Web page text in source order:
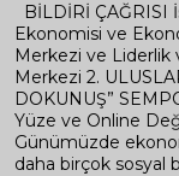
BİLDİRİ ÇAĞRISI
Ekonomisi ve
Merkezi ve Liderlik
Merkezi 2.
DOKUNUŞ”
Yüze ve Online
Günümüzde
daha birçok sosyal